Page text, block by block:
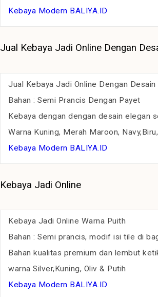
Kebaya Modern BALIYA.ID
Jual Kebaya Jadi Online Dengan
Jual Kebaya Jadi Online Dengan Desain
Bahan : Semi Prancis Dengan Payet
Kebaya dengan dengan desain elegan
Warna Kuning, Merah Maroon,
Kebaya Modern BALIYA.ID
Kebaya Jadi Online
Kebaya Jadi Online Warna Puith
Bahan : Semi prancis, modif isi tile di
Bahan kualitas premium dan lembut
warna Silver,Kuning, Oliv & Putih
Kebaya Modern BALIYA.ID